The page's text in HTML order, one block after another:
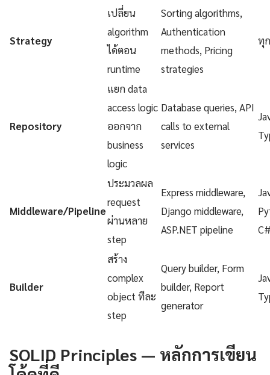
Strategy
เปลี่ยน
algorithm
ได้ตอน
runtime
Sorting algorithms,
Authentication
methods, Pricing
strategies
ทุ
Repository
แยก data
access logic
ออกจาก
business
logic
Database queries, API
calls to external
services
Middleware/Pipeline
ประมวลผล
request
ผ่านหลาย
step
Express middleware,
Django middleware,
ASP.NET pipeline
Builder
สร้าง
complex
object ทีละ
step
Query builder, Form
builder, Report
generator
SOLID Principles — หลักการเขียน